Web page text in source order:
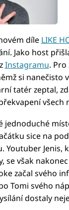
díle LIKE
Jako host
Instagramu.
si nanečisto
tatér zeptal,
všech
jednoduché
sice na
Youtuber Jenis,
se však
začal svého
Tomi svého
dostaly